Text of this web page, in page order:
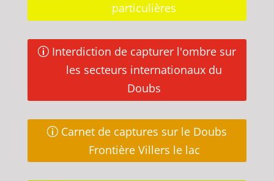
particulières
Interdiction de capturer l'ombre sur
les secteurs internationaux du
Doubs
Carnet de captures sur le Doubs
Frontière Villers le lac